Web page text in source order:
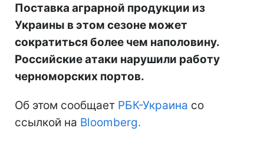
Поставка аграрной продукции из
Украины в этом сезоне может
сократиться более чем наполовину.
Российские атаки нарушили работу
черноморских портов.
Об этом сообщает РБК-Украина со
ссылкой на Bloomberg.